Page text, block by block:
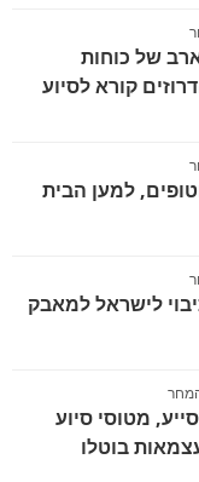
של כוחות
קורא לסיוע
למען הבית
לישראל למאבק
מטוסי סיוע
בוטלו